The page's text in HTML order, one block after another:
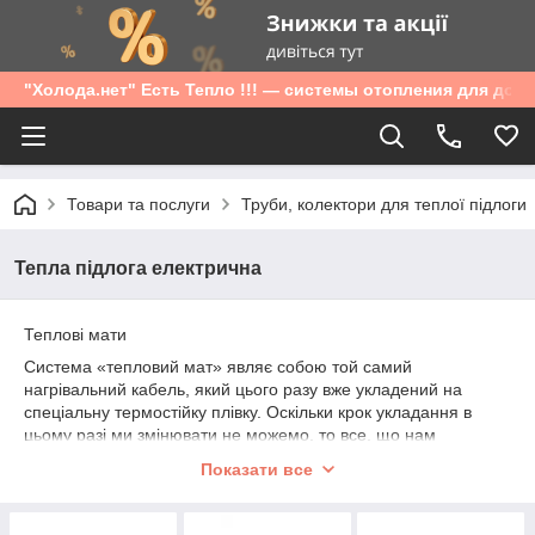
"Холода.нет" Есть Тепло !!! — системы отопления для дома
Товари та послуги Труби, колектори для теплої підлоги
Тепла підлога електрична
Теплові мати
Система «тепловий мат» являє собою той самий
нагрівальний кабель, який цього разу вже укладений на
спеціальну термостійку плівку. Оскільки крок укладання в
цьому разі ми змінювати не можемо, то все, що нам
вибрати питому потужність системи.
Показати все